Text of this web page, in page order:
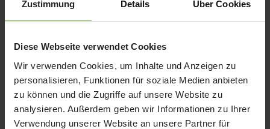
Zustimmung Details Über Cookies
Diese Webseite verwendet Cookies
Wir verwenden Cookies, um Inhalte und Anzeigen zu
personalisieren, Funktionen für soziale Medien anbieten
zu können und die Zugriffe auf unsere Website zu
analysieren. Außerdem geben wir Informationen zu Ihrer
Verwendung unserer Website an unsere Partner für
iPhone SE
iPhone X
iPod nano
iPod shuffle
iPod touch